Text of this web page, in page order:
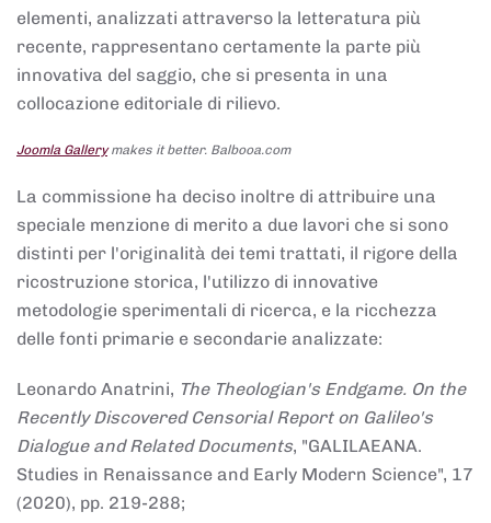
elementi, analizzati attraverso la letteratura più
recente, rappresentano certamente la parte più
innovativa del saggio, che si presenta in una
collocazione editoriale di rilievo.
Joomla Gallerymakes it better. Balbooa.com
La commissione ha deciso inoltre di attribuire una
speciale menzione di merito a due lavori che si sono
distinti per l'originalità dei temi trattati, il rigore della
ricostruzione storica, l'utilizzo di innovative
metodologie sperimentali di ricerca, e la ricchezza
delle fonti primarie e secondarie analizzate:
Leonardo Anatrini, The Theologian's Endgame. On the
Recently Discovered Censorial Report on Galileo's
Dialogue and Related Documents, "GALILAEANA.
Studies in Renaissance and Early Modern Science", 17
(2020), pp. 219-288;